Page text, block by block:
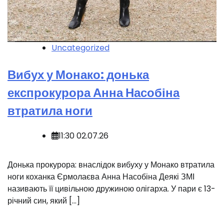
Uncategorized
Вибух у Монако: донька
експрокурора Анна Насобіна
втратила ноги
11:30 02.07.26
Донька прокурора: внаслідок вибуху у Монако втратила
ноги коханка Єрмолаєва Анна Насобіна Деякі ЗМІ
називають її цивільною дружиною олігарха. У пари є 13-
річний син, який […]